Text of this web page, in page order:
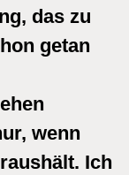
das zu
getan
wenn
Ich